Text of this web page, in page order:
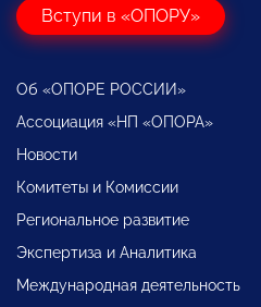
Вступи в «ОПОРУ»
Об «ОПОРЕ РОССИИ»
Ассоциация «НП «ОПОРА»
Новости
Комитеты и Комиссии
Региональное развитие
Экспертиза и Аналитика
Международная деятельность